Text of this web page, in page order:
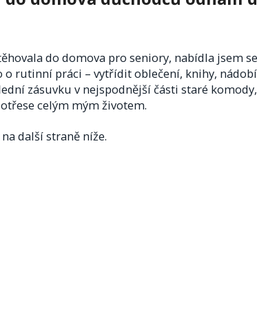
do domova pro seniory, nabídla jsem
rutinní práci – vytřídit oblečení, knihy,
zásuvku v nejspodnější části staré
celým mým životem.
další straně níže.